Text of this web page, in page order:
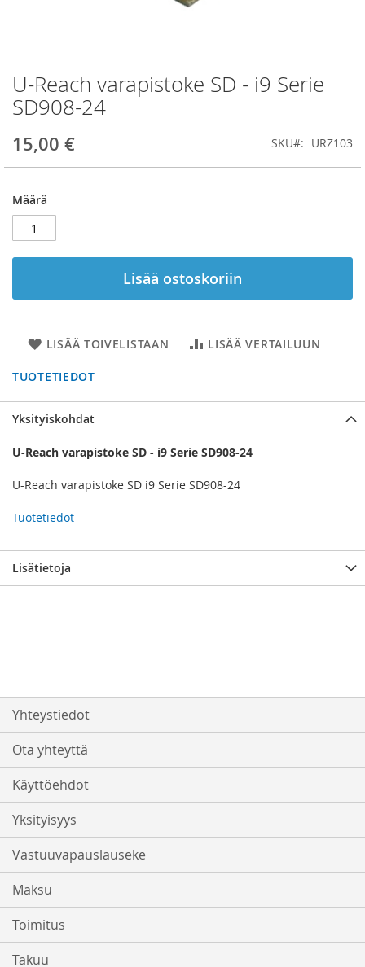
U-Reach varapistoke SD - i9 Serie
SD908-24
15,00 € SKU URZ103
Määrä
Lisää ostoskoriin
LISÄÄ TOIVELISTAAN LISÄÄ VERTAILUUN
TUOTETIEDOT
Skip
to
the
of
gallery
Yksityiskohdat
U-Reach varapistoke SD - i9 Serie SD908-24
U-Reach varapistoke SD i9 Serie SD908-24
Tuotetiedot
Lisätietoja
Yhteystiedot
Ota yhteyttä
Käyttöehdot
Yksityisyys
Vastuuvapauslauseke
Maksu
Toimitus
Takuu